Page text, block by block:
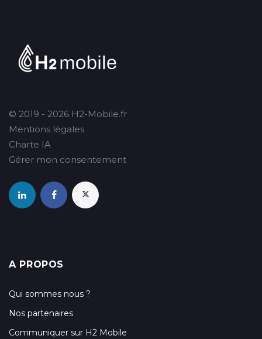
© 2019 - 2026 H2-Mobile.fr
Mentions légales
Charte IA
Gérer mon consentement
A PROPOS
Qui sommes nous ?
Nos partenaires
Communiquer sur H2 Mobile